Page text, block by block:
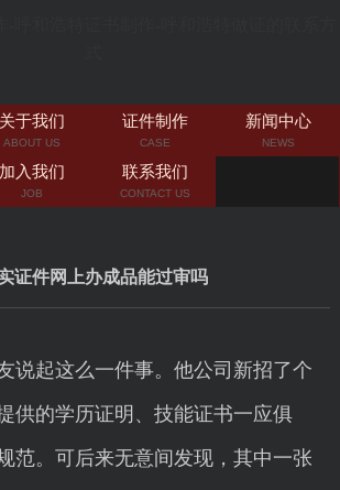
关于我们
ABOUT US
证件制作
CASE
新闻中心
NEWS
加入我们
JOB
联系我们
CONTACT US
证件网上办成品能过审吗
说起这么一件事。他公司新招了个
供的学历证明、技能证书一应俱
范。可后来无意间发现，其中一张